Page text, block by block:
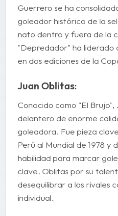
Guerrero se ha
goleador histórico de la
nato dentro y fuera de la
"Depredador" ha liderado
en dos ediciones de la
Juan Oblitas:
Conocido como "El Brujo",
delantero de enorme
goleadora. Fue pieza
Perú al Mundial de 1978 y
habilidad para marcar
clave. Oblitas por su
desequilibrar a los rivales
individual.